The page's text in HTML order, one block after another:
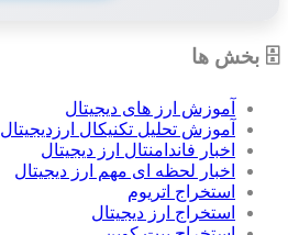
🗄 بخش ها
آموزش ارز های دیجیتال
آموزش تحلیل تکنیکال ارزدیجیتال
اخبار فاندامنتال ارز دیجیتال
اخبار لحظه ای مهم ارز دیجیتال
استخراج اتریوم
استخراج ارز دیجیتال